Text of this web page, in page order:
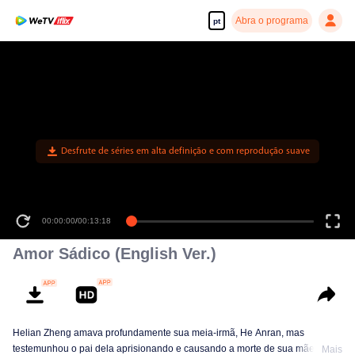
pt Abra o programa
Desfrute de séries em alta definição e com reprodução suave
00:00:00/00:13:18
Amor Sádico (English Ver.)
Helian Zheng amava profundamente sua meia-irmã, He Anran, mas
testemunhou o pai dela aprisionando e causando a morte de sua mãe.
Mais